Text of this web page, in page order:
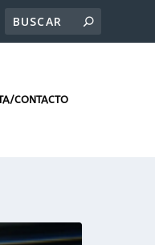
CONTACTO